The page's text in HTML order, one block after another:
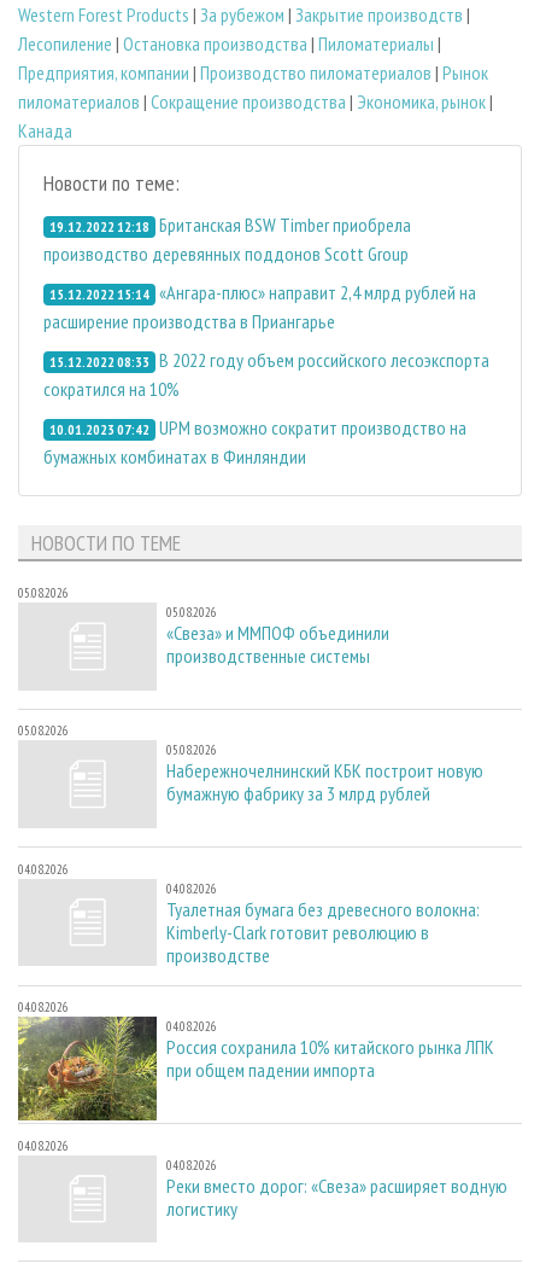
Western Forest Products | За рубежом | Закрытие производств |
Лесопиление | Остановка производства | Пиломатериалы |
Предприятия, компании | Производство пиломатериалов | Рынок
пиломатериалов | Сокращение производства | Экономика, рынок|
Канада
Новости по теме:
19.12.2022 12:18 Британская BSW Timber приобрела
производство деревянных поддонов Scott Group
15.12.2022 15:14 «Ангара-плюс» направит 2,4 млрд рублей на
расширение производства в Приангарье
15.12.2022 08:33 В 2022 году объем российского лесоэкспорта
сократился на 10%
10.01.2023 07:42 UPM возможно сократит производство на
бумажных комбинатах в Финляндии
НОВОСТИ ПО ТЕМЕ
05.08.2026
05.08.2026
«Свеза» и ММПОФ объединили
производственные системы
05.08.2026
05.08.2026
Набережночелнинский КБК построит новую
бумажную фабрику за 3 млрд рублей
04.08.2026
04.08.2026
Туалетная бумага без древесного волокна:
Kimberly-Clark готовит революцию в
производстве
04.08.2026
04.08.2026
Россия сохранила 10% китайского рынка ЛПК
при общем падении импорта
04.08.2026
04.08.2026
Реки вместо дорог: «Свеза» расширяет водную
логистику